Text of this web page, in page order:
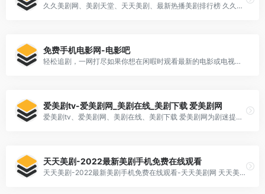
久久美剧网、美剧天堂、天天美剧、最新热播美剧排行榜 久久美剧网分享美剧天堂,天天美剧,热播美剧最新高清电影电视剧、伦理片、综艺、美剧、韩剧、英剧、日剧等迅雷下载,等资源在线观看!
免费手机电影网-电影吧
轻松追剧，一网打尽如果你想在闲暇时观看最新的电影或电视剧，这里有几款免费的在线观看平台推荐给你。这些平台不仅[…]
爱美剧tv-爱美剧网_美剧在线_美剧下载 爱美剧网
爱美剧tv、爱美剧网、美剧在线、美剧下载 爱美剧网为剧迷提供最新最全的美剧在线观看和下载,推荐各种高清美剧资源,包括动作枪战、灵异惊悚、科幻魔幻、罪案谍战、情景喜剧、综艺选秀等各种类型的美剧。
天天美剧-2022最新美剧手机免费在线观看
天天美剧-2022最新美剧手机免费在线观看-天天美剧网 天天美剧网提供最新,最好看的2022美剧,免费电影在线播放,天天美剧网高清电影电视剧、经典动漫、热门综艺娱乐在线点播,天天美剧网专注打造资源最全的美剧网!